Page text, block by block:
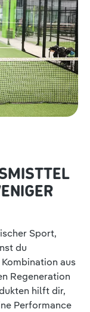
Sport,
du
aus
Regeneration
hilft dir,
Performance